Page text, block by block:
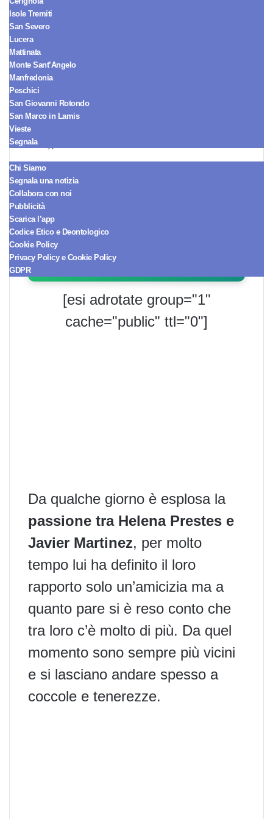
Isole Tremiti
San Severo
Lucera
Mattinata
Monte Sant’Angelo
Manfredonia
Peschici
San Giovanni Rotondo
San Marco in Lamis
Vieste
Segnala
Chi Siamo
Segnala una notizia
Collabora con noi
Pubblicità
Scarica l’app
Codice Etico e Deontologico
Cookie Policy
Privacy Policy e Cookie Policy
GDPR
Javier Martinez e Luca Giglioli (Collage screen Mediaset
Infinity)
Seguici sul Canale WhatsApp!
[esi adrotate group="1"
cache="public" ttl="0"]
Da qualche giorno è esplosa la
passione tra Helena Prestes e
Javier Martinez, per molto
tempo lui ha definito il loro
rapporto solo un’amicizia ma a
quanto pare si è reso conto che
tra loro c’è molto di più. Da quel
momento sono sempre più vicini
e si lasciano andare spesso a
coccole e tenerezze.